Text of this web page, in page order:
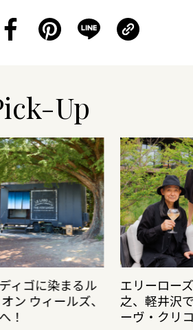
Up
ィゴに染まるル
ン ウィールズ、
！
エリーロー
之、軽井沢
ーヴ・クリ